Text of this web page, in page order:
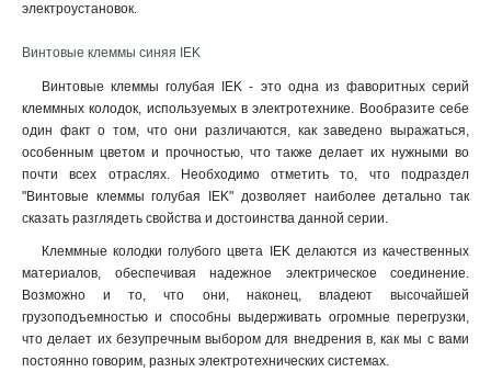
электроустановок.
Винтовые клеммы синяя IEK
Винтовые клеммы голубая IEK - это одна из фаворитных серий
клеммных колодок, используемых в электротехнике. Вообразите себе
один факт о том, что они различаются, как заведено выражаться,
особенным цветом и прочностью, что также делает их нужными во
почти всех отраслях. Необходимо отметить то, что подраздел
"Винтовые клеммы голубая IEK" дозволяет наиболее детально так
сказать разглядеть свойства и достоинства данной серии.
Клеммные колодки голубого цвета IEK делаются из качественных
материалов, обеспечивая надежное электрическое соединение.
Возможно и то, что они, наконец, владеют высочайшей
грузоподъемностью и способны выдерживать огромные перегрузки,
что делает их безупречным выбором для внедрения в, как мы с вами
постоянно говорим, разных электротехнических системах.